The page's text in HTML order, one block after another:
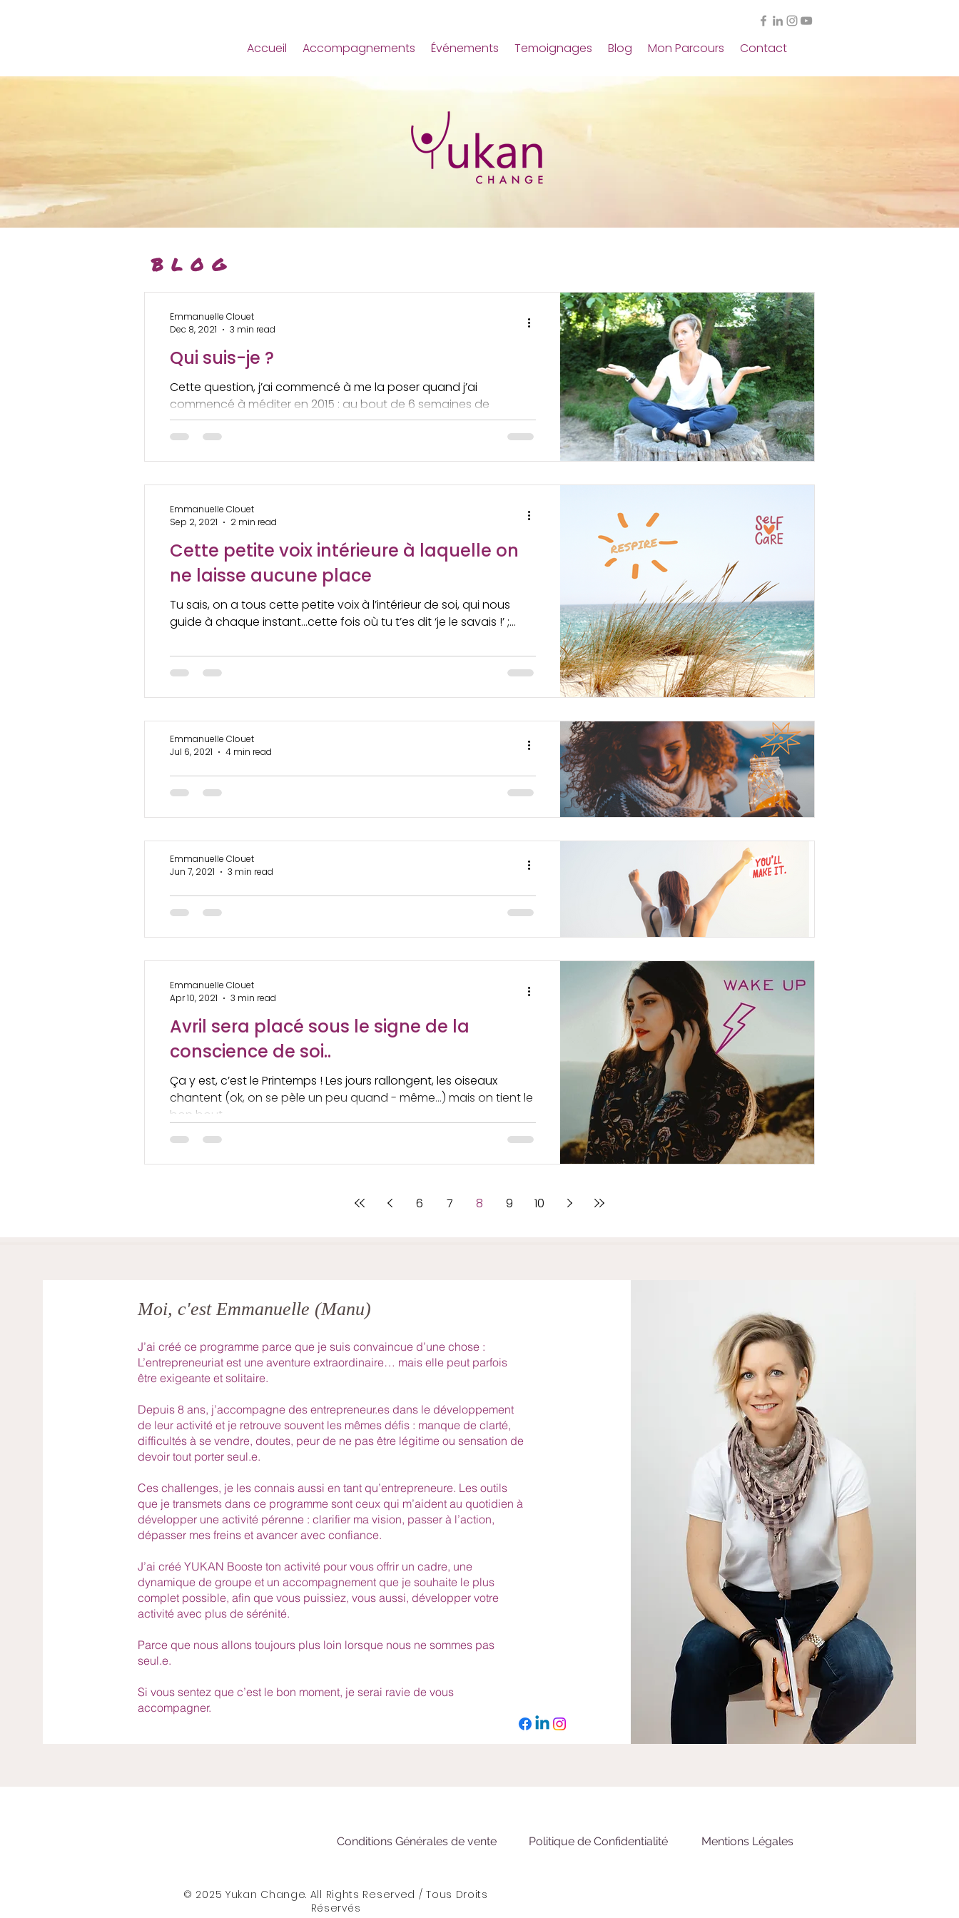
Accueil Accompagnements Événements Temoignages Blog Mon Parcours Contact
BLOG
Qui suis-je ?
Cette question, j’ai commencé à me la poser quand j’ai
commencé à méditer en 2015 : au bout de 6 semaines de
méditation, j’ai vécu une...
Emmanuelle Clouet
Dec 8, 2021
3 min read
Cette petite voix intérieure à laquelle on
ne laisse aucune place
Tu sais, on a tous cette petite voix à l’intérieur de soi, qui nous
guide à chaque instant…cette fois où tu t’es dit ‘je le savais !’ ;...
Emmanuelle Clouet
Sep 2, 2021
2 min read
La chance existe-t-elle vraiment ?
Emmanuelle Clouet
Jul 6, 2021
4 min read
En mai, ne fais pas ce qu'il te plaît
à...
Emmanuelle Clouet
Jun 7, 2021
3 min read
Avril sera placé sous le signe de la
conscience de soi..
Ça y est, c’est le Printemps ! Les jours rallongent, les oiseaux
chantent (ok, on se pèle un peu quand - même…) mais on tient le
bon bout...
Emmanuelle Clouet
Apr 10, 2021
3 min read
6 7 8 9 10
Moi, c'est Emmanuelle (Manu)
J’ai créé ce programme parce que je suis convaincue d’une chose :
L’entrepreneuriat est une aventure extraordinaire… mais elle peut parfois
être exigeante et solitaire.
Depuis 8 ans, j’accompagne des entrepreneur.es dans le développement
de leur activité et je retrouve souvent les mêmes défis : manque de clarté,
difficultés à se vendre, doutes, peur de ne pas être légitime ou sensation de
devoir tout porter seul.e.
Ces challenges, je les connais aussi en tant qu’entrepreneure. Les outils
que je transmets dans ce programme sont ceux qui m’aident au quotidien à
développer une activité pérenne : clarifier ma vision, passer à l’action,
dépasser mes freins et avancer avec confiance.
J’ai créé YUKAN Booste ton activité pour vous offrir un cadre, une
dynamique de groupe et un accompagnement que je souhaite le plus
complet possible, afin que vous puissiez, vous aussi, développer votre
activité avec plus de sérénité.
Parce que nous allons toujours plus loin lorsque nous ne sommes pas
seul.e.
Si vous sentez que c’est le bon moment, je serai ravie de vous
accompagner.
Conditions Générales de vente Politique de Confidentialité Mentions Légales
© 2025 Yukan Change. All Rights Reserved / Tous Droits
Réservés